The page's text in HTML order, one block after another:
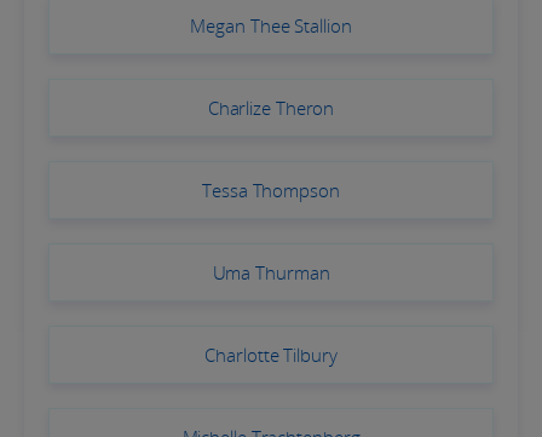
Megan Thee Stallion
Charlize Theron
Tessa Thompson
Uma Thurman
Charlotte Tilbury